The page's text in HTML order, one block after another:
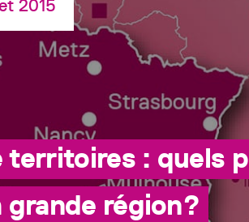
2015
: quels
grande région?